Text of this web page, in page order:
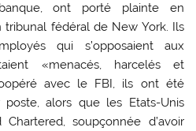
ont porté plainte en
fédéral de New York. Ils
qui s’opposaient aux
«menacés, harcelés et
avec le FBI, ils ont été
alors que les Etats-Unis
soupçonnée d’avoir